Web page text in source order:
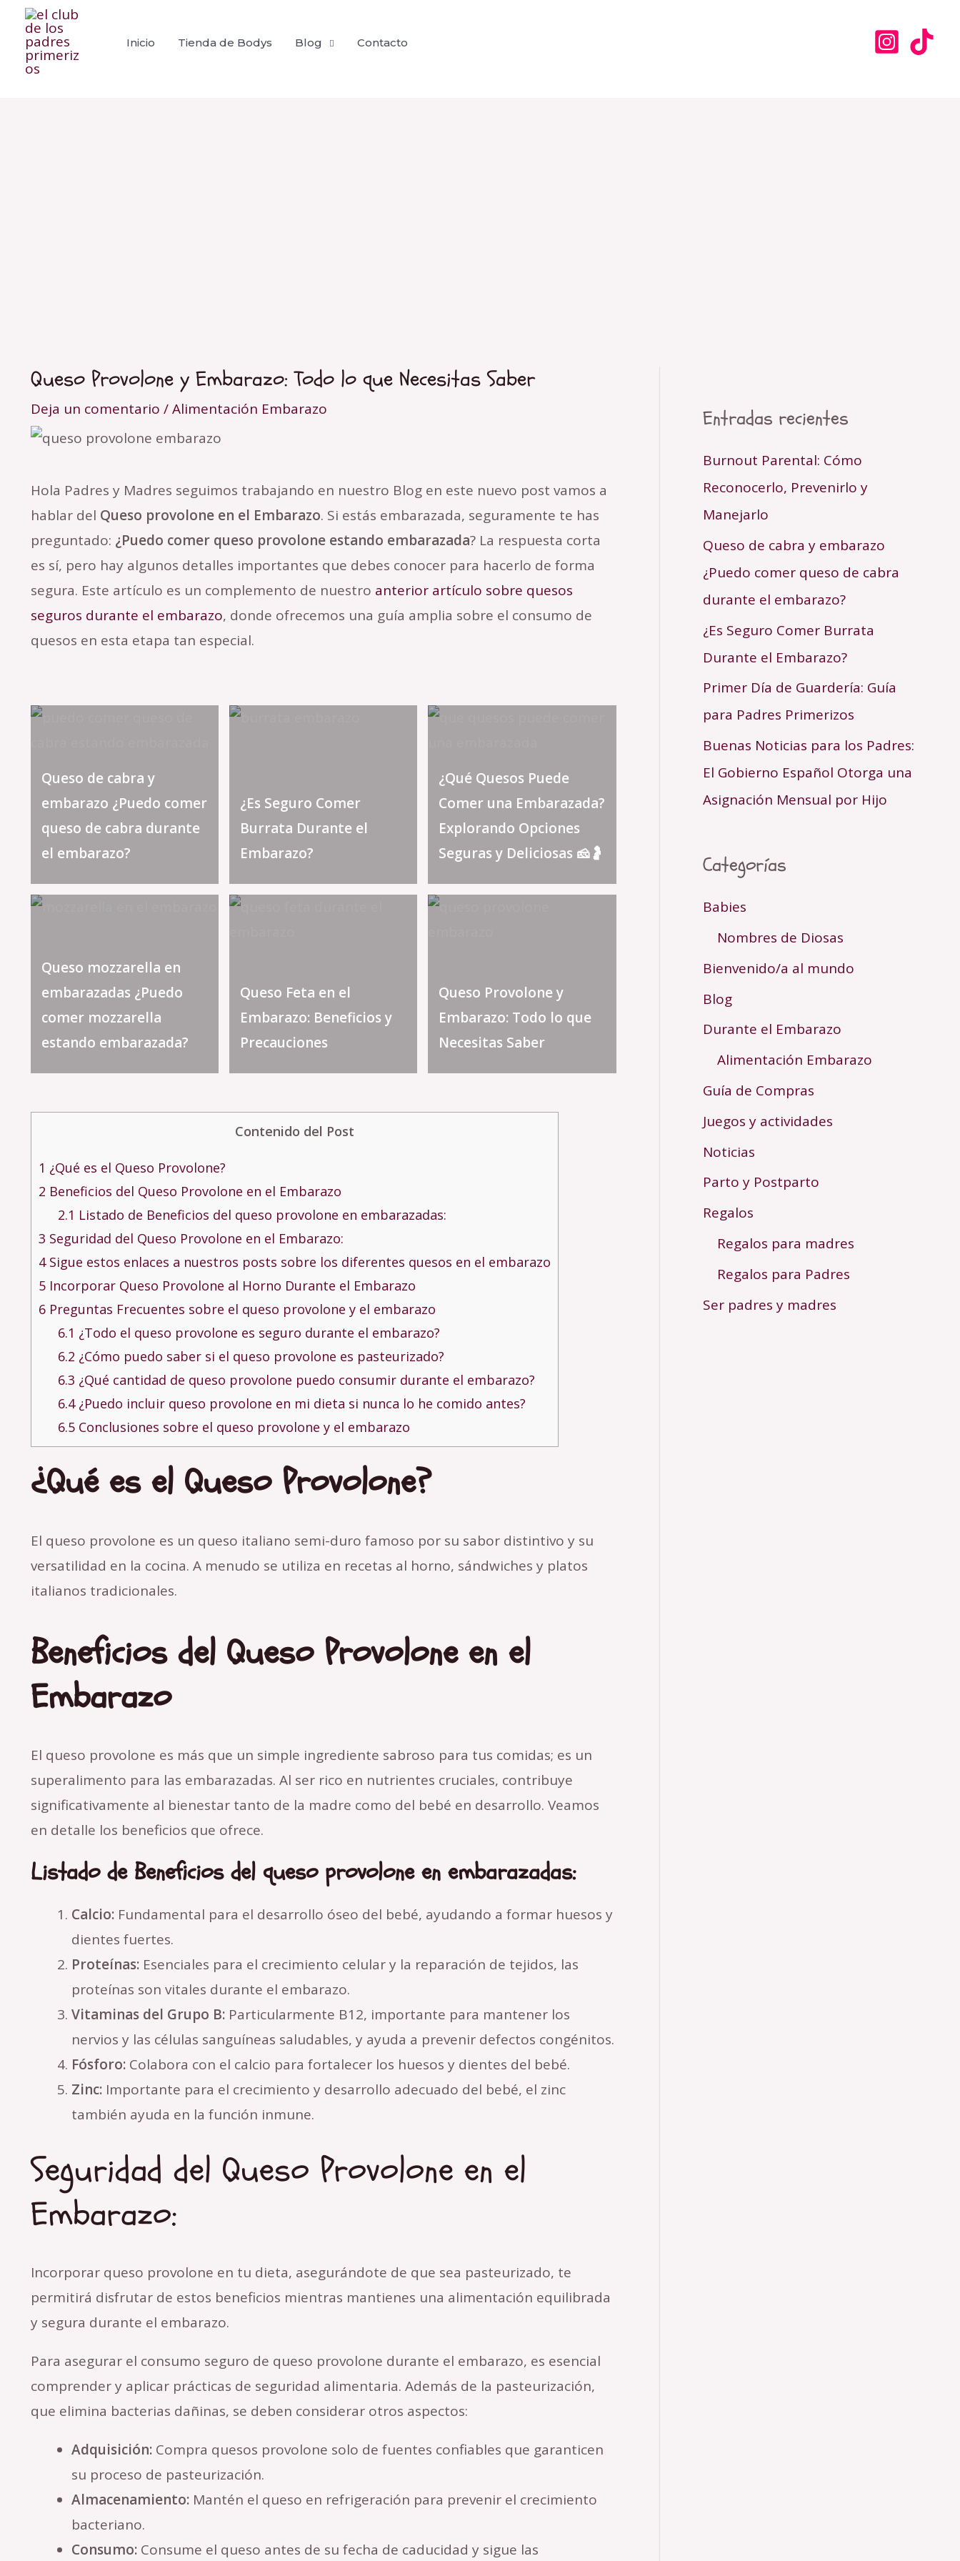
contenido
Inicio Tienda de Bodys Blog Contacto
Queso Provolone y Embarazo: Todo lo que Necesitas Saber
Deja un comentario /Alimentación Embarazo
Hola Padres y Madres seguimos trabajando en nuestro Blog en este nuevo post vamos a
hablar del Queso provolone en el Embarazo. Si estás embarazada, seguramente te has
preguntado: ¿Puedo comer queso provolone estando embarazada? La respuesta corta
es sí, pero hay algunos detalles importantes que debes conocer para hacerlo de forma
segura. Este artículo es un complemento de nuestro anterior artículo sobre quesos
seguros durante el embarazo, donde ofrecemos una guía amplia sobre el consumo de
quesos en esta etapa tan especial.
Queso de cabra y
embarazo ¿Puedo comer
queso de cabra durante
el embarazo?
¿Es Seguro Comer
Burrata Durante el
Embarazo?
¿Qué Quesos Puede
Comer una Embarazada?
Explorando Opciones
Seguras y Deliciosas 🧀🤰
Queso mozzarella en
embarazadas ¿Puedo
comer mozzarella
estando embarazada?
Queso Feta en el
Embarazo: Beneficios y
Precauciones
Queso Provolone y
Embarazo: Todo lo que
Necesitas Saber
Contenido del Post
1 ¿Qué es el Queso Provolone?
2 Beneficios del Queso Provolone en el Embarazo
2.1 Listado de Beneficios del queso provolone en embarazadas:
3 Seguridad del Queso Provolone en el Embarazo:
4Sigue estos enlaces a nuestros posts sobre los diferentes quesos en el embarazo
5Incorporar Queso Provolone al Horno Durante el Embarazo
6Preguntas Frecuentes sobre el queso provolone y el embarazo
6.1 ¿Todo el queso provolone es seguro durante el embarazo?
6.2 ¿Cómo puedo saber si el queso provolone es pasteurizado?
6.3 ¿Qué cantidad de queso provolone puedo consumir durante el embarazo?
6.4¿Puedo incluir queso provolone en mi dieta si nunca lo he comido antes?
6.5Conclusiones sobre el queso provolone y el embarazo
¿Qué es el Queso Provolone?
El queso provolone es un queso italiano semi-duro famoso por su sabor distintivo y su
versatilidad en la cocina. A menudo se utiliza en recetas al horno, sándwiches y platos
italianos tradicionales.
Beneficios del Queso Provolone en el
Embarazo
El queso provolone es más que un simple ingrediente sabroso para tus comidas; es un
superalimento para las embarazadas. Al ser rico en nutrientes cruciales, contribuye
significativamente al bienestar tanto de la madre como del bebé en desarrollo. Veamos
en detalle los beneficios que ofrece.
Listado de Beneficios del queso provolone en embarazadas:
Calcio:Fundamental para el desarrollo óseo del bebé, ayudando a formar huesos y
dientes fuertes.
Proteínas:Esenciales para el crecimiento celular y la reparación de tejidos, las
proteínas son vitales durante el embarazo.
Vitaminas del Grupo B:Particularmente B12, importante para mantener los
nervios y las células sanguíneas saludables, y ayuda a prevenir defectos congénitos.
Fósforo:Colabora con el calcio para fortalecer los huesos y dientes del bebé.
Zinc:Importante para el crecimiento y desarrollo adecuado del bebé, el zinc
también ayuda en la función inmune.
Seguridad del Queso Provolone en el
Embarazo:
Incorporar queso provolone en tu dieta, asegurándote de que sea pasteurizado, te
permitirá disfrutar de estos beneficios mientras mantienes una alimentación equilibrada
y segura durante el embarazo.
Para asegurar el consumo seguro de queso provolone durante el embarazo, es esencial
comprender y aplicar prácticas de seguridad alimentaria. Además de la pasteurización,
que elimina bacterias dañinas, se deben considerar otros aspectos:
Adquisición:Compra quesos provolone solo de fuentes confiables que garanticen
su proceso de pasteurización.
Almacenamiento:Mantén el queso en refrigeración para prevenir el crecimiento
bacteriano.
Consumo:Consume el queso antes de su fecha de caducidad y sigue las
Navegación
de
entradas
Entradas recientes
Burnout Parental: Cómo
Reconocerlo, Prevenirlo y
Manejarlo
Queso de cabra y embarazo
¿Puedo comer queso de cabra
durante el embarazo?
¿Es Seguro Comer Burrata
Durante el Embarazo?
Primer Día de Guardería: Guía
para Padres Primerizos
Buenas Noticias para los Padres:
El Gobierno Español Otorga una
Asignación Mensual por Hijo
Categorías
Babies
Nombres de Diosas
Bienvenido/a al mundo
Blog
Durante el Embarazo
Alimentación Embarazo
Guía de Compras
Juegos y actividades
Noticias
Parto y Postparto
Regalos
Regalos para madres
Regalos para Padres
Ser padres y madres